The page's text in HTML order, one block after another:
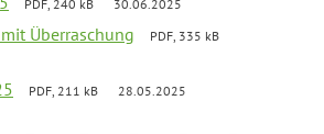
PDF, 240 kB 30.06.2025
Überraschung
PDF, 335 kB
PDF, 211 kB 28.05.2025